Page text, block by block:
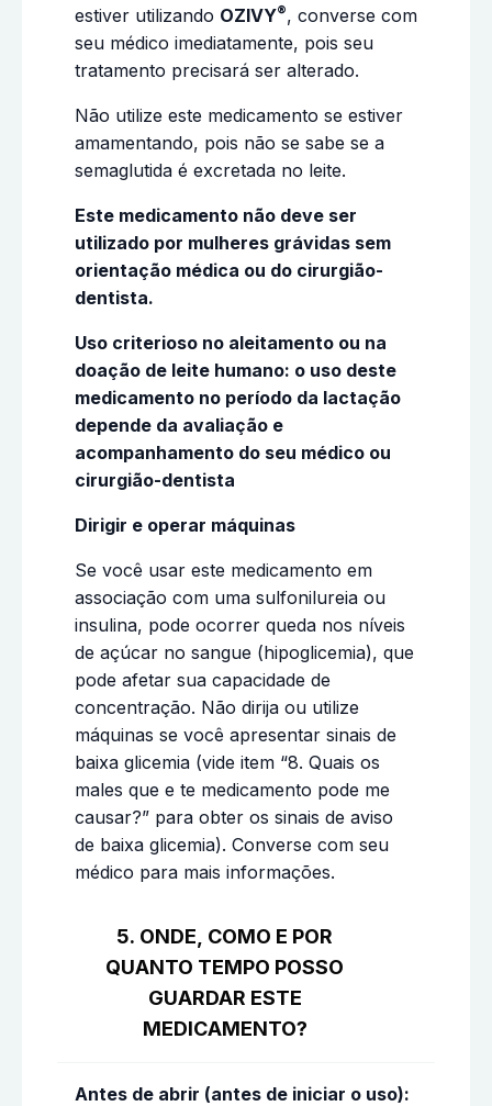
estiver utilizando OZIVY®, converse com
seu médico imediatamente, pois seu
tratamento precisará ser alterado.
Não utilize este medicamento se estiver
amamentando, pois não se sabe se a
semaglutida é excretada no leite.
Este medicamento não deve ser
utilizado por mulheres grávidas sem
orientação médica ou do cirurgião-
dentista.
Uso criterioso no aleitamento ou na
doação de leite humano: o uso deste
medicamento no período da lactação
depende da avaliação e
acompanhamento do seu médico ou
cirurgião-dentista
Dirigir e operar máquinas
Se você usar este medicamento em
associação com uma sulfonilureia ou
insulina, pode ocorrer queda nos níveis
de açúcar no sangue (hipoglicemia), que
pode afetar sua capacidade de
concentração. Não dirija ou utilize
máquinas se você apresentar sinais de
baixa glicemia (vide item “8. Quais os
males que e te medicamento pode me
causar?” para obter os sinais de aviso
de baixa glicemia). Converse com seu
médico para mais informações.
5. ONDE, COMO E POR
QUANTO TEMPO POSSO
GUARDAR ESTE
MEDICAMENTO?
Antes de abrir (antes de iniciar o uso):